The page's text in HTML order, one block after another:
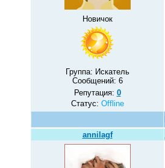
Новичок
Группа: Искатель
Сообщений: 6
Репутация: 0
Статус: Offline
annilagf